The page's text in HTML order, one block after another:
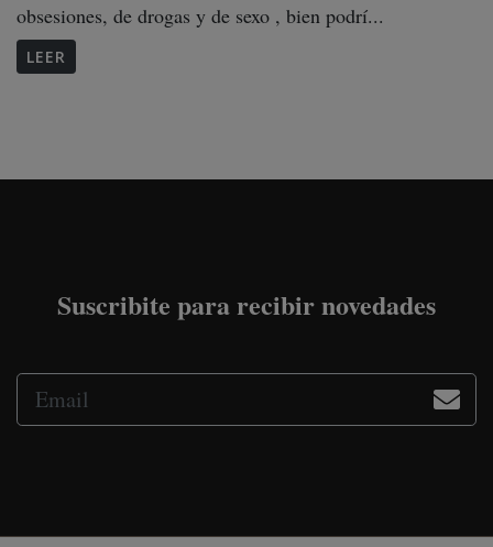
obsesiones, de drogas y de sexo , bien podrí...
LEER
Suscribite para recibir novedades